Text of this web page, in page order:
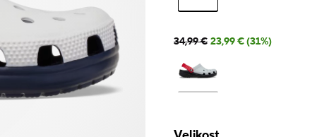
34,99 € 23,99 € (31%)